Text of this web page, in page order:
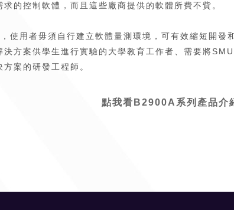
的控制軟體，而且這些廠商提供的軟體所費不貲。
者毋須自行建立軟體量測環境，可有效縮短開發
方案供學生進行實驗的大學教育工作者、需要將
案的研發工程師。
點我看B2900A系列產品介